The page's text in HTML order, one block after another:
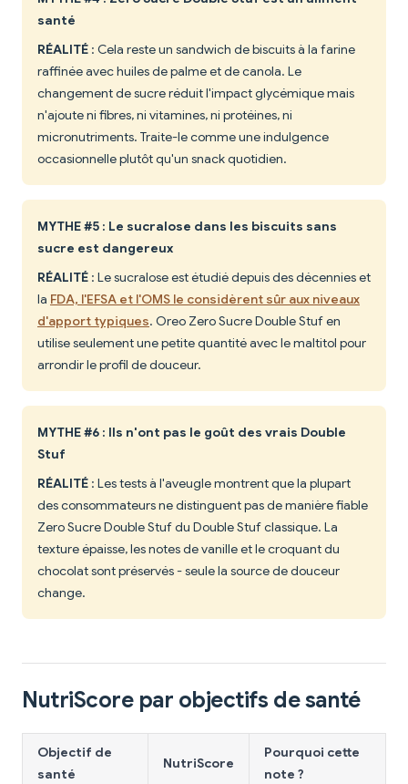
santé
RÉALITÉ : Cela reste un sandwich de biscuits à la farine
raffinée avec huiles de palme et de canola. Le
changement de sucre réduit l'impact glycémique mais
n'ajoute ni fibres, ni vitamines, ni protéines, ni
micronutriments. Traite-le comme une indulgence
occasionnelle plutôt qu'un snack quotidien.
MYTHE #5 : Le sucralose dans les biscuits sans
sucre est dangereux
RÉALITÉ : Le sucralose est étudié depuis des décennies et
la FDA, l'EFSA et l'OMS le considèrent sûr aux niveaux
d'apport typiques. Oreo Zero Sucre Double Stuf en
utilise seulement une petite quantité avec le maltitol pour
arrondir le profil de douceur.
MYTHE #6 : Ils n'ont pas le goût des vrais Double
Stuf
RÉALITÉ : Les tests à l'aveugle montrent que la plupart
des consommateurs ne distinguent pas de manière fiable
Zero Sucre Double Stuf du Double Stuf classique. La
texture épaisse, les notes de vanille et le croquant du
chocolat sont préservés - seule la source de douceur
change.
NutriScore par objectifs de santé
Objectif de
santé
NutriScore
Pourquoi cette
note ?